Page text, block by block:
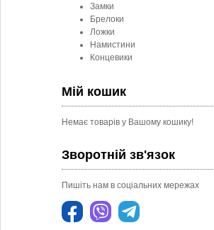
Замки
Брелоки
Ложки
Намистини
Концевики
Мій кошик
Немає товарів у Вашому кошику!
Зворотній зв'язок
Пишіть нам в соціальних мережах